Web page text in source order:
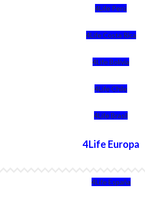
4Life Perú
4Life Costa Rica
4Life Bolivia
4Life Chile
4Life Brasil
4Life Europa
4Life España